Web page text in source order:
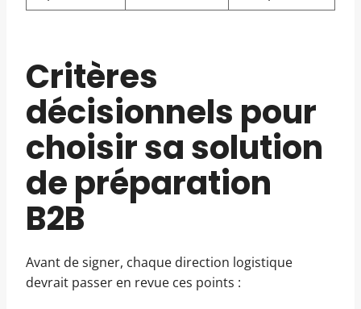
Critères
décisionnels pour
choisir sa solution
de préparation
B2B
Avant de signer, chaque direction logistique
devrait passer en revue ces points :